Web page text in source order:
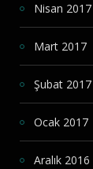
Nisan 2017
Mart 2017
Şubat 2017
Ocak 2017
Aralık 2016